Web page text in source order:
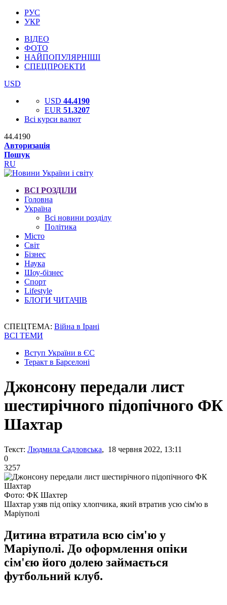
РУС
УКР
ВІДЕО
ФОТО
НАЙПОПУЛЯРНІШІ
СПЕЦПРОЕКТИ
USD
USD 44.4190
EUR 51.3207
Всі курси валют
44.4190
Авторизація
Пошук
RU
ВСІ РОЗДІЛИ
Головна
Україна
Всі новини розділу
Політика
Місто
Світ
Бізнес
Наука
Шоу-бізнес
Спорт
Lifestyle
БЛОГИ ЧИТАЧІВ
СПЕЦТЕМА: Війна в Ірані
ВСІ ТЕМИ
Вступ України в ЄС
Теракт в Барселоні
Джонсону передали лист
шестирічного підопічного ФК
Шахтар
Текст: Людмила Садловська, 18 червня 2022, 13:11
0
3257
Фото: ФК Шахтер
Шахтар узяв під опіку хлопчика, який втратив усю сім'ю в
Маріуполі
Дитина втратила всю сім'ю у
Маріуполі. До оформлення опіки
сім'єю його долею займається
футбольний клуб.